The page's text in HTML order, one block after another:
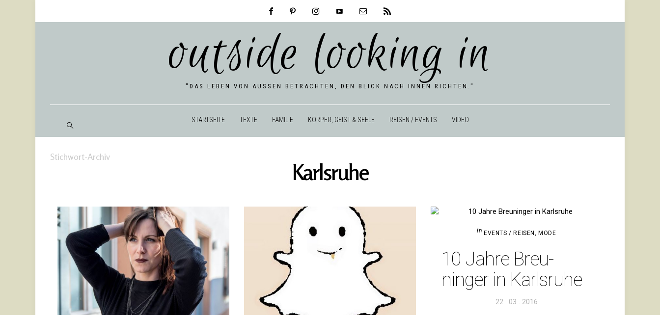
outside looking in
"DAS LEBEN VON AUSSEN BETRACHTEN, DEN BLICK NACH INNEN RICHTEN."
START­SEITE TEXTE FAMILIE KÖRPER, GEIST & SEELE REISEN / EVENTS VIDEO
Stichwort-Archiv
Karlsruhe
in EVENTS / REISEN, MODE
10 Jahre Breu­
ninger in Karlsruhe
Veröffentlicht
22 . 03 . 2016